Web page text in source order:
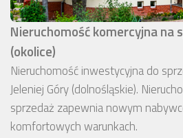
Nieruchomość komercyjna na
(okolice)
Nieruchomość inwestycyjna do
Jeleniej Góry (dolnośląskie).
sprzedaż zapewnia nowym
komfortowych warunkach.